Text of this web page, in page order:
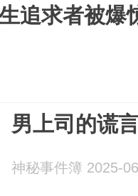
追求者被爆
男上司的谎
神秘事件簿 2025-